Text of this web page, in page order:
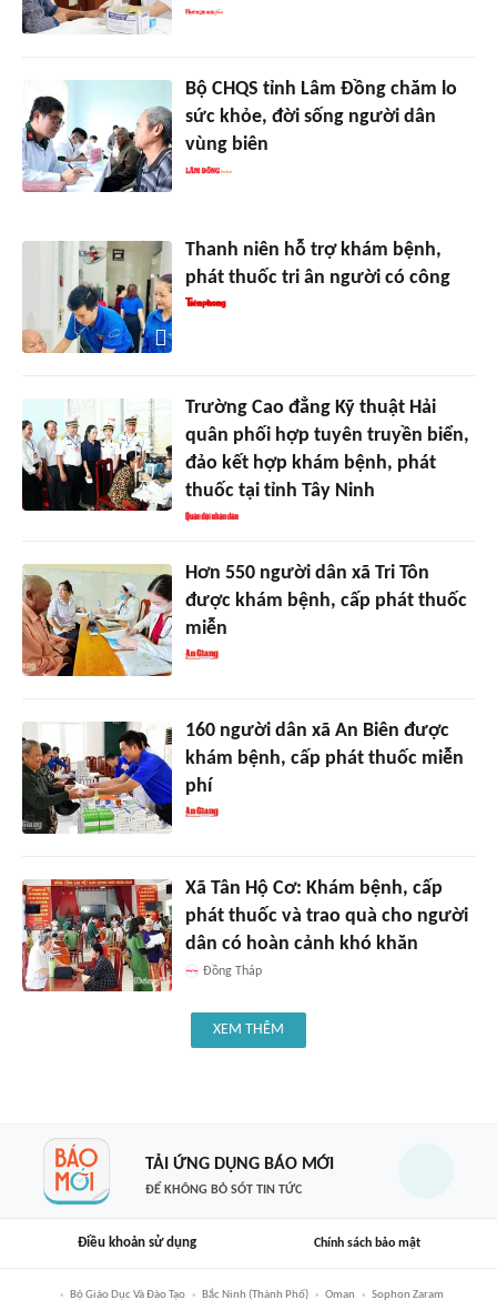
Bộ CHQS tỉnh Lâm Đồng chăm lo
sức khỏe, đời sống người dân
vùng biên
Thanh niên hỗ trợ khám bệnh,
phát thuốc tri ân người có công
Trường Cao đẳng Kỹ thuật Hải
quân phối hợp tuyên truyền biển,
đảo kết hợp khám bệnh, phát
thuốc tại tỉnh Tây Ninh
Hơn 550 người dân xã Tri Tôn
được khám bệnh, cấp phát thuốc
miễn
160 người dân xã An Biên được
khám bệnh, cấp phát thuốc miễn
phí
Xã Tân Hộ Cơ: Khám bệnh, cấp
phát thuốc và trao quà cho người
dân có hoàn cảnh khó khăn
Đồng Tháp
XEM THÊM
TẢI ỨNG DỤNG BÁO MỚI
ĐỂ KHÔNG BỎ SÓT TIN TỨC
Điều khoản sử dụng Chính sách bảo mật
Bộ Giáo Dục Và Đào Tạo Bắc Ninh (thành Phố) Oman Sophon Zaram